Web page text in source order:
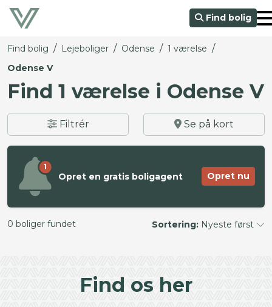
Find bolig
Find bolig / Lejeboliger / Odense / 1 værelse /
Odense V
Find 1 værelse i Odense V
Filtrér Se på kort
1
Opret en gratis boligagent Opret nu
0 boliger fundet Sortering: Nyeste først
Find os her